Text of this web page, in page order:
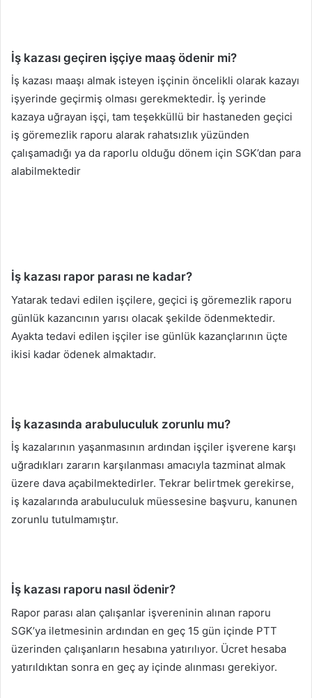
İş kazası geçiren işçiye maaş ödenir mi?
İş kazası maaşı almak isteyen işçinin öncelikli olarak kazayı
işyerinde geçirmiş olması gerekmektedir. İş yerinde
kazaya uğrayan işçi, tam teşekküllü bir hastaneden geçici
iş göremezlik raporu alarak rahatsızlık yüzünden
çalışamadığı ya da raporlu olduğu dönem için SGK’dan para
alabilmektedir
İş kazası rapor parası ne kadar?
Yatarak tedavi edilen işçilere, geçici iş göremezlik raporu
günlük kazancının yarısı olacak şekilde ödenmektedir.
Ayakta tedavi edilen işçiler ise günlük kazançlarının üçte
ikisi kadar ödenek almaktadır.
İş kazasında arabuluculuk zorunlu mu?
İş kazalarının yaşanmasının ardından işçiler işverene karşı
uğradıkları zararın karşılanması amacıyla tazminat almak
üzere dava açabilmektedirler. Tekrar belirtmek gerekirse,
iş kazalarında arabuluculuk müessesine başvuru, kanunen
zorunlu tutulmamıştır.
İş kazası raporu nasıl ödenir?
Rapor parası alan çalışanlar işvereninin alınan raporu
SGK’ya iletmesinin ardından en geç 15 gün içinde PTT
üzerinden çalışanların hesabına yatırılıyor. Ücret hesaba
yatırıldıktan sonra en geç ay içinde alınması gerekiyor.